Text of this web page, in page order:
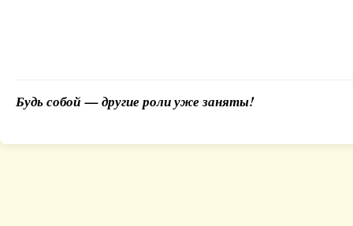
Будь собой — другие роли уже заняты!